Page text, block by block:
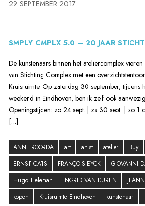
29 SEPTEMBER 2017
SMPLY CMPLX 5.0 – 20 JAAR
De kunstenaars binnen het ateliercomplex
van Stichting Complex met een
Kruisruimte. Op zaterdag 30 september, tijdens
weekend in Eindhoven, ben ik zelf ook
Openingstijden: zo 24 sept. | za 30 sept. | zo 1
[…]
ANNE ROORDA art artist atelier Buy
ERNST CATS
FRANÇOIS EYCK GIOVANNI
Hugo Tieleman
INGRID VAN DUREN
kopen
Kruisruimte Eindhoven kunstenaar